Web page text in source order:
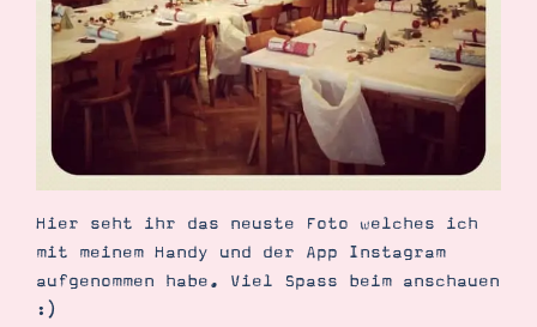
Angebote
Demonstrator werden
Blog
Gutscheine
Produkte erklärt
Über mich
Über Stampin’ Up!
Hier seht ihr das neuste Foto welches ich
mit meinem Handy und der App Instagram
aufgenommen habe. Viel Spass beim anschauen
:)